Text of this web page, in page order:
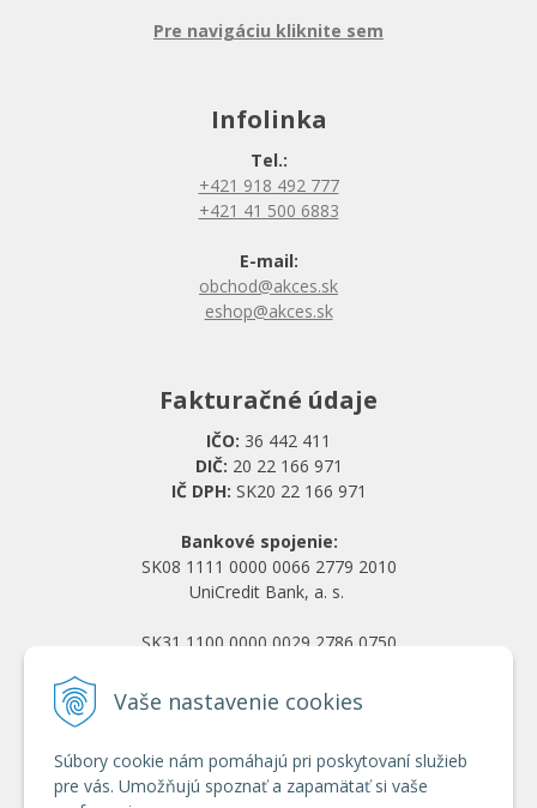
Vaše nastavenie cookies
Súbory cookie nám pomáhajú pri poskytovaní služieb
pre vás. Umožňujú spoznať a zapamätať si vaše
Pre navigáciu kliknite sem
Infolinka
Tel.:
+421 918 492 777
+421 41 500 6883
E-mail:
obchod@akces.sk
eshop@akces.sk
Fakturačné údaje
IČO: 36 442 411
DIČ: 20 22 166 971
IČ DPH: SK20 22 166 971
Bankové spojenie:
SK08 1111 0000 0066 2779 2010
UniCredit Bank, a. s.
SK31 1100 0000 0029 2786 0750
Obchodné podmienky
Ochrana osobných údajov